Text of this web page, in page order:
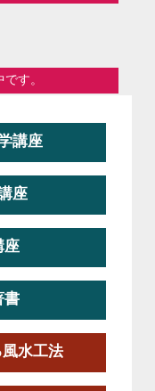
す。
講座』
命学講座
講座
した。
講座
座
座
書
水工法